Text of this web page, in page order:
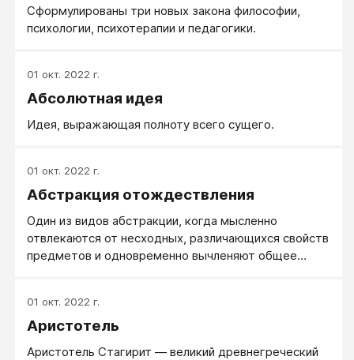
Сформулированы три новых закона философии,
психологии, психотерапии и педагогики.
01 окт. 2022 г.
Абсолютная идея
Идея, выражающая полноту всего сущего.
01 окт. 2022 г.
Абстракция отождествления
Один из видов абстракции, когда мысленно
отвлекаются от несходных, различающихся свойств
предметов и одновременно вычленяют общее
01 окт. 2022 г.
Аристотель
Аристотель Стагирит — великий древнегреческий